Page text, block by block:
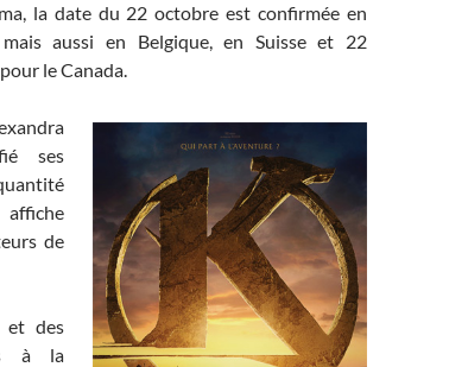
la date du 22 octobre est confirmée en
mais aussi en Belgique, en Suisse et 22
le Canada.
ses
de
et des
à la